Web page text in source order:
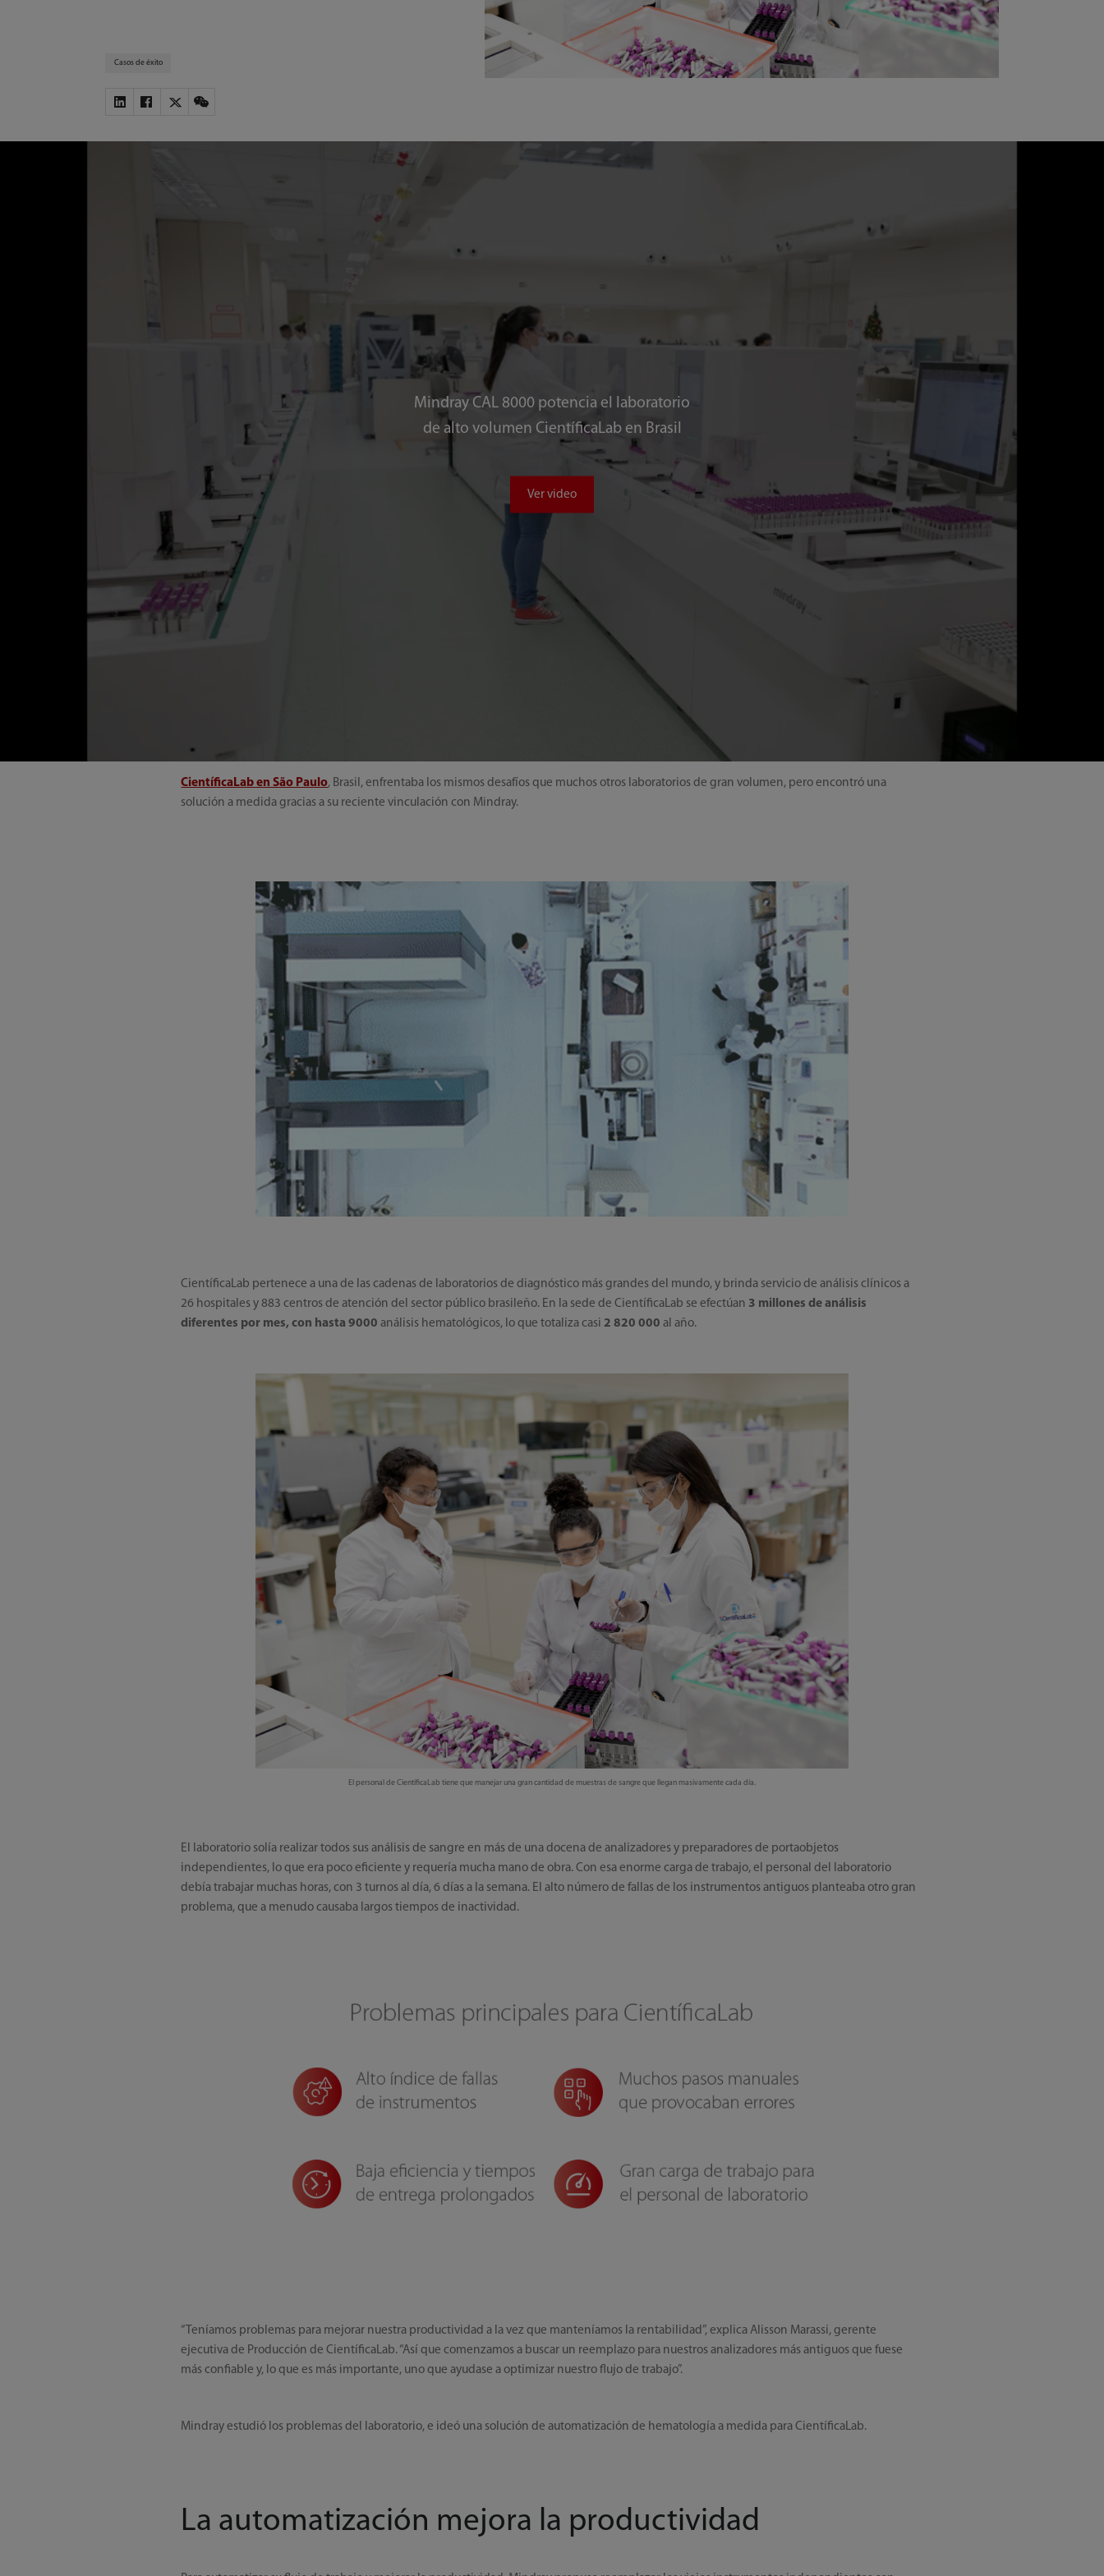
Casos de éxito
Mindray CAL 8000 potencia el laboratorio
de alto volumen CientíficaLab en Brasil
Ver video
CientíficaLab en São Paulo, Brasil, enfrentaba los mismos desafíos que muchos otros laboratorios de gran volumen, pero encontró una
solución a medida gracias a su reciente vinculación con Mindray.
CientíficaLab pertenece a una de las cadenas de laboratorios de diagnóstico más grandes del mundo, y brinda servicio de análisis clínicos a
26 hospitales y 883 centros de atención del sector público brasileño. En la sede de CientíficaLab se efectúan 3 millones de análisis
diferentes por mes, con hasta 9000análisis hematológicos, lo que totaliza casi2 820 000 al año.
El personal de CientíficaLab tiene que manejar una gran cantidad de muestras de sangre que llegan masivamente cada día.
El laboratorio solía realizar todos sus análisis de sangre en más de una docena de analizadores y preparadores de portaobjetos
independientes, lo que era poco eficiente y requería mucha mano de obra. Con esa enorme carga de trabajo, el personal del laboratorio
debía trabajar muchas horas, con 3 turnos al día, 6 días a la semana. El alto número de fallas de los instrumentos antiguos planteaba otro gran
problema, que a menudo causaba largos tiempos de inactividad.
“Teníamos problemas para mejorar nuestra productividad a la vez que manteníamos la rentabilidad”, explica Alisson Marassi, gerente
ejecutiva de Producción de CientíficaLab. “Así que comenzamos a buscar un reemplazo para nuestros analizadores más antiguos que fuese
más confiable y, lo que es más importante, uno que ayudase a optimizar nuestro flujo de trabajo”.
Mindray estudió los problemas del laboratorio, e ideó una solución de automatización de hematología a medida para CientíficaLab.
La automatización mejora la productividad